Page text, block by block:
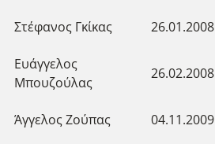
Στέφανος Γκίκας 26.01.2008
Ευάγγελος
Μπουζούλας
26.02.2008
Άγγελος Ζούπας 04.11.2009